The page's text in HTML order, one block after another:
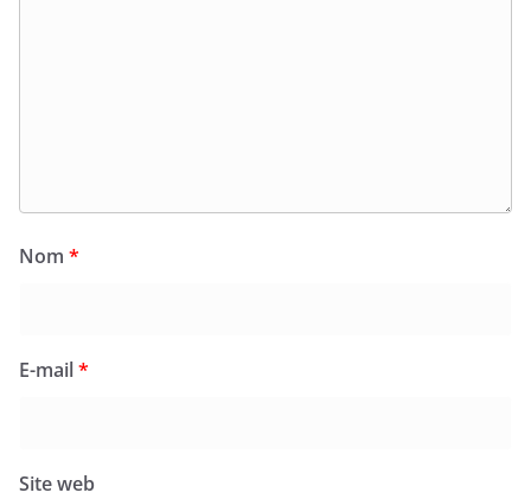
Nom *
E-mail*
Site web